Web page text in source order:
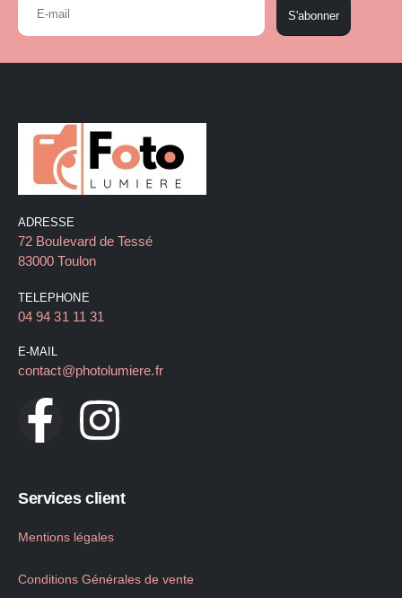
S'abonner
ADRESSE
72 Boulevard de Tessé
83000 Toulon
TELEPHONE
04 94 31 11 31
E-MAIL
contact@photolumiere.fr
Services client
Mentions légales
Conditions Générales de vente